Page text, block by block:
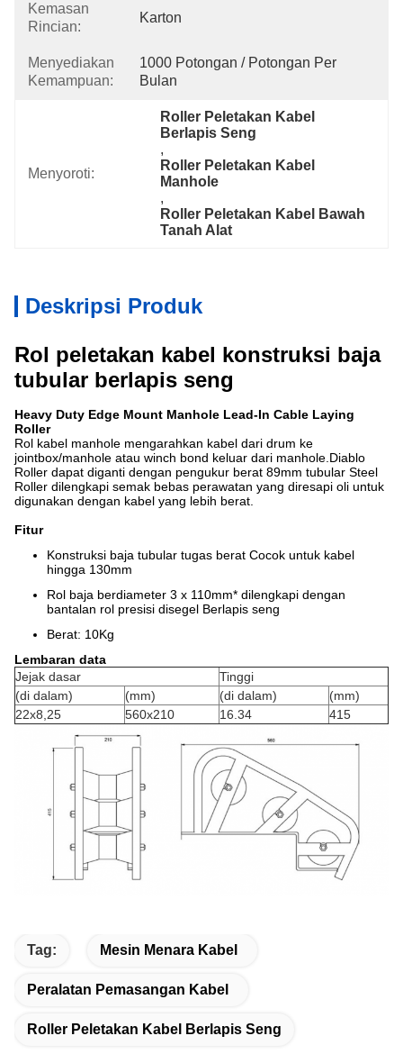
Kemasan
Rincian:
Karton
Menyediakan
Kemampuan:
1000 Potongan / Potongan Per
Bulan
Menyoroti:
Roller Peletakan Kabel
Berlapis Seng
,
Roller Peletakan Kabel
Manhole
,
Roller Peletakan Kabel Bawah
Tanah Alat
Deskripsi Produk
Rol peletakan kabel konstruksi baja
tubular berlapis seng
Heavy Duty Edge Mount Manhole Lead-In Cable Laying
Roller
Rol kabel manhole mengarahkan kabel dari drum ke
jointbox/manhole atau winch bond keluar dari manhole.Diablo
Roller dapat diganti dengan pengukur berat 89mm tubular Steel
Roller dilengkapi semak bebas perawatan yang diresapi oli untuk
digunakan dengan kabel yang lebih berat.
Fitur
Konstruksi baja tubular tugas berat Cocok untuk kabel
hingga 130mm
Rol baja berdiameter 3 x 110mm* dilengkapi dengan
bantalan rol presisi disegel Berlapis seng
Berat: 10Kg
Lembaran data
Jejak dasar
Tinggi
(di dalam)
(mm) (di dalam)
(mm)
22x8,25
560x210 16.34 415
Tag: Mesin Menara Kabel
Peralatan Pemasangan Kabel
Roller Peletakan Kabel Berlapis Seng